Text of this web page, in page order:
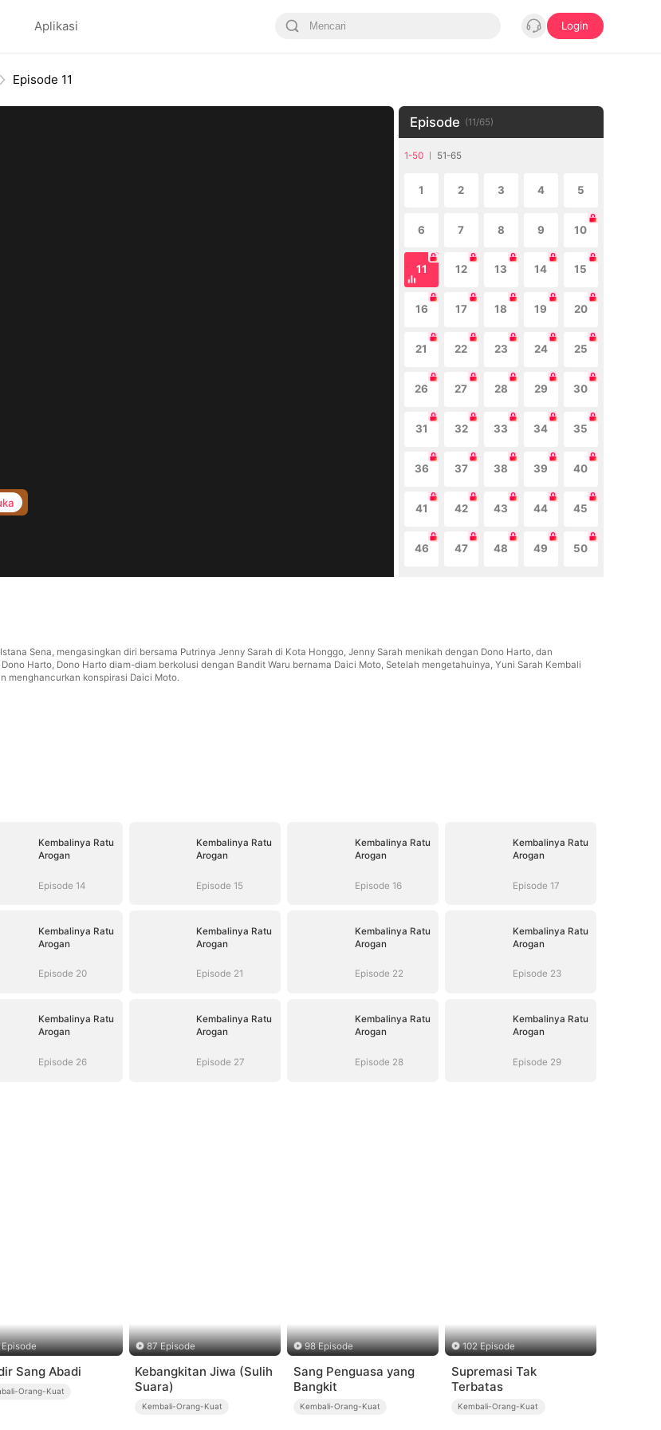
Aplikasi Login
Episode 11
Episode (11/65)
1-50 51-65
1 2 3 4 5
6 7 8 9 10
11 12 13 14 15
16 17 18 19 20
21 22 23 24 25
26 27 28 29 30
31 32 33 34 35
36 37 38 39 40
41 42 43 44 45
46 47 48 49 50
Sena, mengasingkan diri bersama Putrinya Jenny Sarah di Kota Honggo, Jenny Sarah menikah dengan Dono Harto, dan
Harto, Dono Harto diam-diam berkolusi dengan Bandit Waru bernama Daici Moto, Setelah mengetahuinya, Yuni Sarah Kembali
menghancurkan konspirasi Daici Moto.
Kembalinya Ratu
Arogan
Episode 14
Kembalinya Ratu
Arogan
Episode 15
Kembalinya Ratu
Arogan
Episode 16
Kembalinya Ratu
Arogan
Episode 17
Kembalinya Ratu
Arogan
Episode 20
Kembalinya Ratu
Arogan
Episode 21
Kembalinya Ratu
Arogan
Episode 22
Kembalinya Ratu
Arogan
Episode 23
Kembalinya Ratu
Arogan
Episode 26
Kembalinya Ratu
Arogan
Episode 27
Kembalinya Ratu
Arogan
Episode 28
Kembalinya Ratu
Arogan
Episode 29
Episode
Sang Abadi
Orang-Kuat
87 Episode
Kebangkitan Jiwa (Sulih
Suara)
Kembali-Orang-Kuat
98 Episode
Sang Penguasa yang
Bangkit
Kembali-Orang-Kuat
102 Episode
Supremasi Tak
Terbatas
Kembali-Orang-Kuat